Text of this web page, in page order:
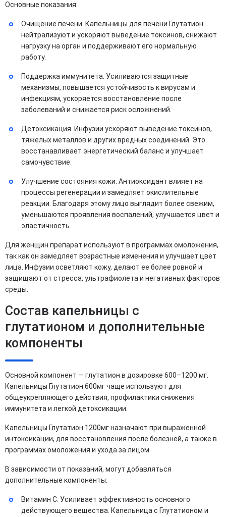
Основные показания:
Очищение печени. Капельницы для печени Глутатион
нейтрализуют и ускоряют выведение токсинов, снижают
нагрузку на орган и поддерживают его нормальную
работу.
Поддержка иммунитета. Усиливаются защитные
механизмы, повышается устойчивость к вирусам и
инфекциям, ускоряется восстановление после
заболеваний и снижается риск осложнений.
Детоксикация. Инфузии ускоряют выведение токсинов,
тяжелых металлов и других вредных соединений. Это
восстанавливает энергетический баланс и улучшает
самочувствие.
Улучшение состояния кожи. Антиоксидант влияет на
процессы регенерации и замедляет окислительные
реакции. Благодаря этому лицо выглядит более свежим,
уменьшаются проявления воспалений, улучшается цвет и
эластичность.
Для женщин препарат используют в программах омоложения,
так как он замедляет возрастные изменения и улучшает цвет
лица. Инфузии осветляют кожу, делают ее более ровной и
защищают от стресса, ультрафиолета и негативных факторов
среды.
Состав капельницы с
глутатионом и дополнительные
компоненты
Основной компонент — глутатион в дозировке 600–1200 мг.
Капельницы Глутатион 600мг чаще используют для
общеукрепляющего действия, профилактики снижения
иммунитета и легкой детоксикации.
Капельницы Глутатион 1200мг назначают при выраженной
интоксикации, для восстановления после болезней, а также в
программах омоложения и ухода за лицом.
В зависимости от показаний, могут добавляться
дополнительные компоненты:
Витамин C. Усиливает эффективность основного
действующего вещества. Капельница с Глутатионом и